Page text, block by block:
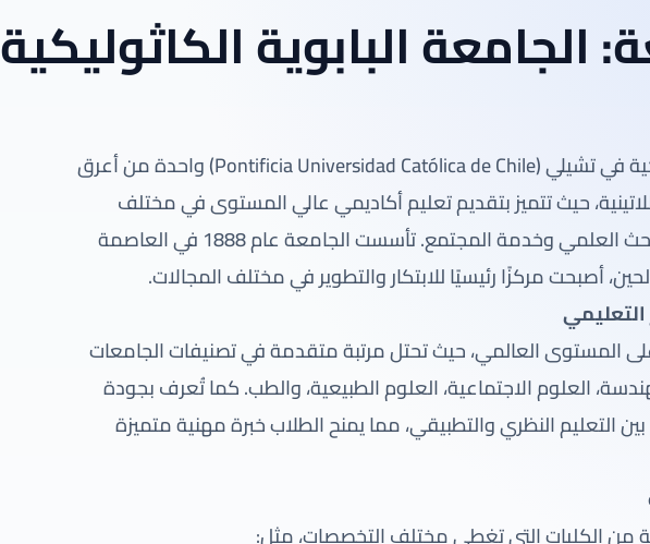
الجامعة البابوية الكاثوليكية
تُعد الجامعة البابوية الكاثوليكية في تشيلي (Pontificia Universidad Católica de Chile) واحدة من أعرق
حيث تتميز بتقديم تعليم أكاديمي عالي المستوى في مختلف
التخصصات، مع التزام قوي بالبحث العلمي وخدمة المجتمع. تأسست الجامعة عام 1888 في العاصمة
أصبحت مركزًا رئيسيًا للابتكار والتطوير في مختلف المجالات.
التعليمي
المستوى العالمي، حيث تحتل مرتبة متقدمة في تصنيفات الجامعات
العلوم الاجتماعية، العلوم الطبيعية، والطب. كما تُعرف بجودة
بين التعليم النظري والتطبيقي، مما يمنح الطلاب خبرة مهنية متميزة
الكليات التي تغطي مختلف التخصصات، مثل: